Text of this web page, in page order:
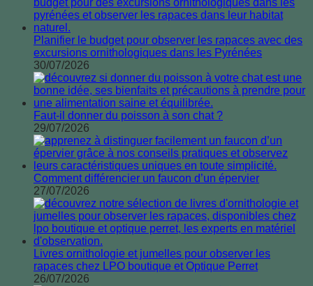
Planifier le budget pour observer les rapaces avec des
excursions ornithologiques dans les Pyrénées
30/07/2026
Faut-il donner du poisson à son chat ?
29/07/2026
Comment différencier un faucon d’un épervier
27/07/2026
Livres ornithologie et jumelles pour observer les
rapaces chez LPO boutique et Optique Perret
26/07/2026